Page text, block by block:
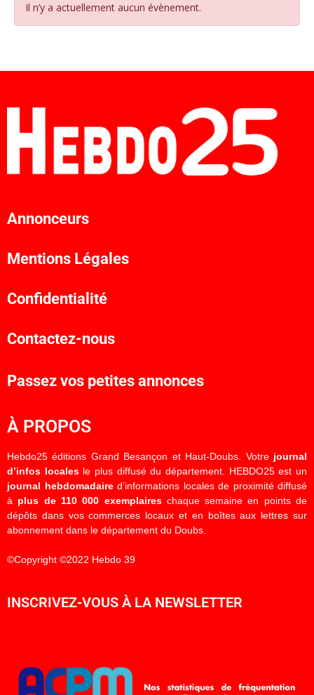
Il n’y a actuellement aucun évènement.
Annonceurs
Mentions Légales
Confidentialité
Contactez-nous
Passez vos petites annonces
À PROPOS
Hebdo25 éditions Grand Besançon et Haut-Doubs. Votre journal
d’infos localesle plus diffusé du département. HEBDO25 est un
journal hebdomadaired’informations locales de proximité diffusé
à plus de 110 000 exemplaireschaque semaine en points de
dépôts dans vos commerces locaux et en boîtes aux lettres sur
abonnement dans le département du Doubs.
©Copyright ©2022 Hebdo 39
INSCRIVEZ-VOUS À LA NEWSLETTER